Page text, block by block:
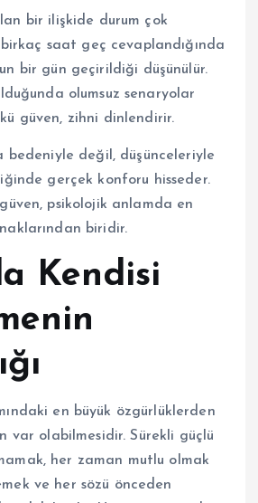
bir ilişkide durum çok
saat geç cevaplandığında
bir gün geçirildiği düşünülür.
olumsuz senaryolar
güven, zihni dinlendirir.
bedeniyle değil, düşünceleriyle
gerçek konforu hisseder.
psikolojik anlamda en
biridir.
Kendisi
en büyük özgürlüklerden
var olabilmesidir. Sürekli güçlü
her zaman mutlu olmak
ve her sözü önceden